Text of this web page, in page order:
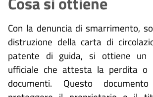
Con la denuncia di smarrimento,
distruzione della carta di
patente di guida, si ottiene un
ufficiale che attesta la perdita
documenti. Questo